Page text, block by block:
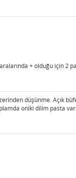
+ olduğu için 2
düşünme. Açık
oniki dilim pasta